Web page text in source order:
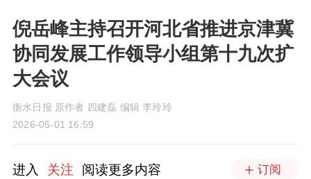
倪岳峰主持召开河北省推进京津冀
协同发展工作领导小组第十九次扩
大会议
衡水日报 原作者 四建磊 编辑 李玲玲
2026-05-01 16:59
进入 关注 阅读更多内容 订阅